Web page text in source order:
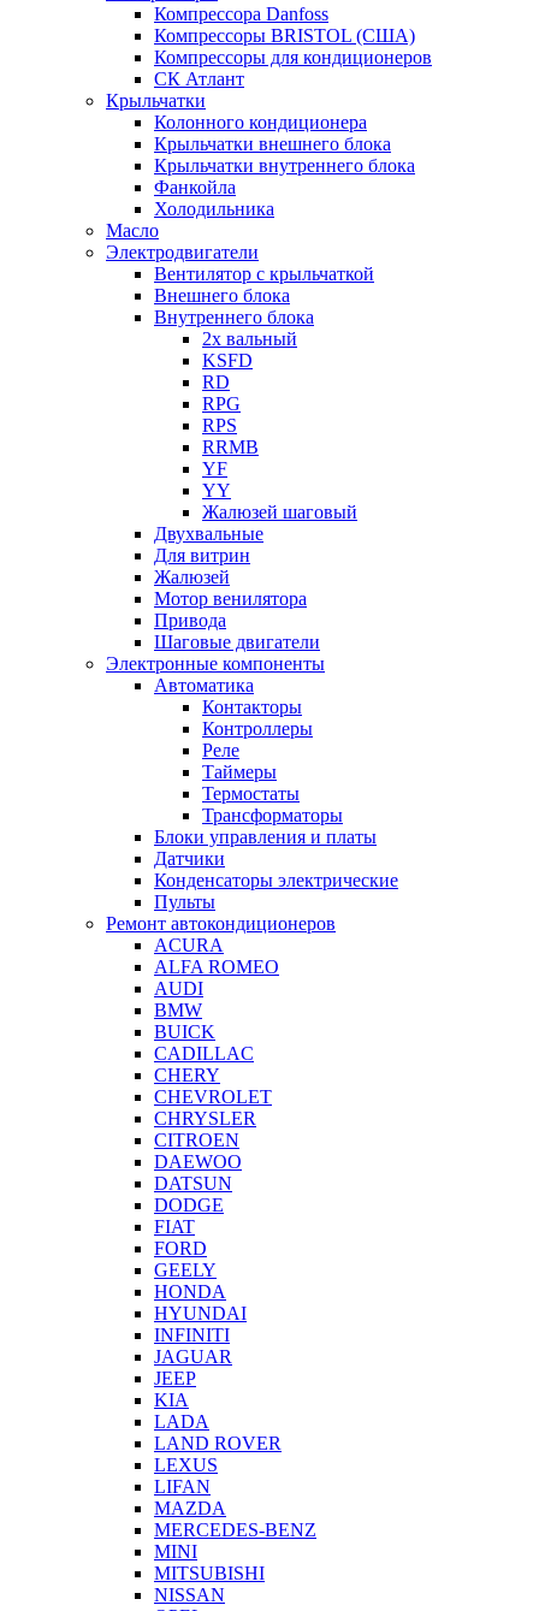
Компрессора Danfoss
Компрессоры BRISTOL (США)
Компрессоры для кондиционеров
СК Атлант
Крыльчатки
Колонного кондиционера
Крыльчатки внешнего блока
Крыльчатки внутреннего блока
Фанкойла
Холодильника
Масло
Электродвигатели
Вентилятор с крыльчаткой
Внешнего блока
Внутреннего блока
2х вальный
KSFD
RD
RPG
RPS
RRMB
YF
YY
Жалюзей шаговый
Двухвальные
Для витрин
Жалюзей
Мотор венилятора
Привода
Шаговые двигатели
Электронные компоненты
Автоматика
Контакторы
Контроллеры
Реле
Таймеры
Термостаты
Трансформаторы
Блоки управления и платы
Датчики
Конденсаторы электрические
Пульты
Ремонт автокондиционеров
ACURA
ALFA ROMEO
AUDI
BMW
BUICK
CADILLAC
CHERY
CHEVROLET
CHRYSLER
CITROEN
DAEWOO
DATSUN
DODGE
FIAT
FORD
GEELY
HONDA
HYUNDAI
INFINITI
JAGUAR
JEEP
KIA
LADA
LAND ROVER
LEXUS
LIFAN
MAZDA
MERCEDES-BENZ
MINI
MITSUBISHI
NISSAN